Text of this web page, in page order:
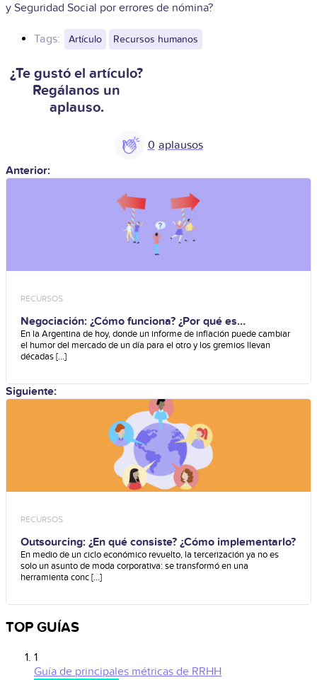
y Seguridad Social por errores de nómina?
Tags: Artículo Recursos humanos
¿Te gustó el artículo?
Regálanos un
aplauso.
0
Anterior:
RECURSOS
Negociación: ¿Cómo funciona? ¿Por qué es
importante?
En la Argentina de hoy, donde un informe de inflación puede cambiar
el humor del mercado de un día para el otro y los gremios llevan
décadas [...]
Siguiente:
RECURSOS
Outsourcing: ¿En qué consiste? ¿Cómo implementarlo?
En medio de un ciclo económico revuelto, la tercerización ya no es
solo un asunto de moda corporativa: se transformó en una
herramienta conc [...]
TOP GUÍAS
1
Guía de principales métricas de RRHH